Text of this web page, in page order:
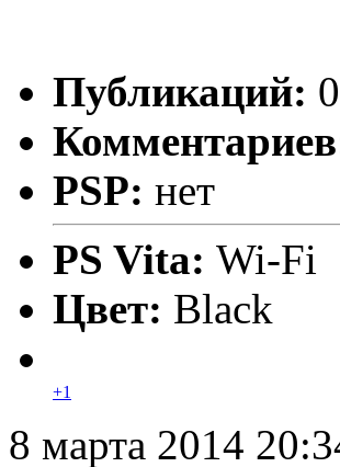
Публикаций: 0
PSP: нет
PS Vita: Wi-Fi
Цвет: Black
+1
8 марта 2014